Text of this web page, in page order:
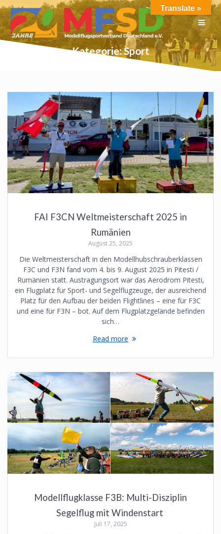
Skip
to
content
Kategorie:Sport
FAI F3CN Weltmeisterschaft 2025 in
Rumänien
August 25, 2025
Die Weltmeisterschaft in den Modellhubschrauberklassen
F3C und F3N fand vom 4. bis 9. August 2025 in Pitesti /
Rumänien statt. Austragungsort war das Aerodrom Pitesti,
ein Flugplatz für Sport- und Segelflugzeuge, der ausreichend
Platz für den Aufbau der beiden Flightlines – eine für F3C
und eine für F3N – bot. Auf dem Flugplatzgelände befinden
sich…
Read more
Modellflugklasse F3B: Multi-Disziplin
Segelflug mit Windenstart
Juli 17, 2025
Translate »